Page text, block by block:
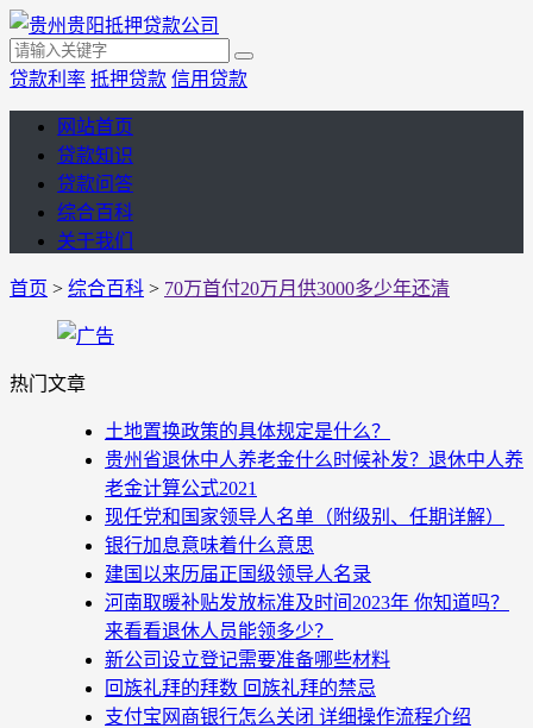
贷款利率 抵押贷款 信用贷款
网站首页
贷款知识
贷款问答
综合百科
关于我们
首页 > 综合百科 > 70万首付20万月供3000多少年还清
热门文章
土地置换政策的具体规定是什么？
贵州省退休中人养老金什么时候补发？退休中人养
老金计算公式2021
现任党和国家领导人名单（附级别、任期详解）
银行加息意味着什么意思
建国以来历届正国级领导人名录
河南取暖补贴发放标准及时间2023年 你知道吗？
来看看退休人员能领多少？
新公司设立登记需要准备哪些材料
回族礼拜的拜数 回族礼拜的禁忌
支付宝网商银行怎么关闭 详细操作流程介绍